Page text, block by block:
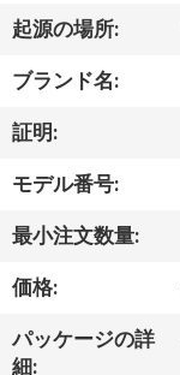
わ
た
し
た
に
つ
起源の場所:
ブランド名:
証明:
モデル番号:
最小注文数量:
価格:
パッケージの詳
細: